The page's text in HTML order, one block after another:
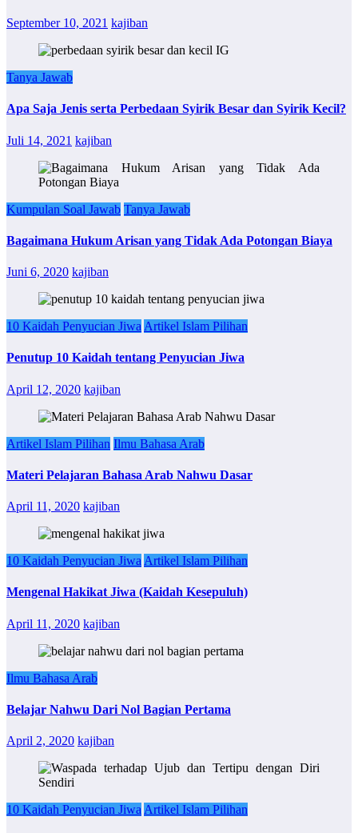
September 10, 2021 kajiban
Tanya Jawab
Apa Saja Jenis serta Perbedaan Syirik Besar dan Syirik Kecil?
Juli 14, 2021 kajiban
Kumpulan Soal Jawab Tanya Jawab
Bagaimana Hukum Arisan yang Tidak Ada Potongan Biaya
Juni 6, 2020 kajiban
10 Kaidah Penyucian Jiwa Artikel Islam Pilihan
Penutup 10 Kaidah tentang Penyucian Jiwa
April 12, 2020 kajiban
Artikel Islam Pilihan Ilmu Bahasa Arab
Materi Pelajaran Bahasa Arab Nahwu Dasar
April 11, 2020 kajiban
10 Kaidah Penyucian Jiwa Artikel Islam Pilihan
Mengenal Hakikat Jiwa (Kaidah Kesepuluh)
April 11, 2020 kajiban
Ilmu Bahasa Arab
Belajar Nahwu Dari Nol Bagian Pertama
April 2, 2020 kajiban
10 Kaidah Penyucian Jiwa Artikel Islam Pilihan